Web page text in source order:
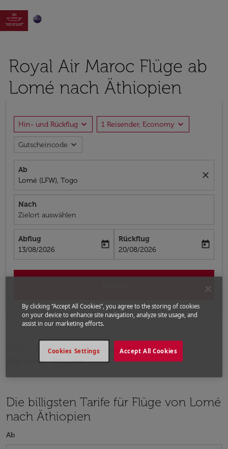

Royal Air Maroc Flüge ab
Lomé nach Äthiopien
Hin- und Rückflug expand_more 1 Reisender, Economy expand_more
Gutscheincode expand_more
Ab
Lomé (LFW), Togo
close
Nach
Zielort auswählen
Abflug
fc-booking-departure-date-aria-label
13/08/2026
today
Rückflug
fc-booking-return-date-aria-label
20/08/2026
today
Flüge
Flüge nach Äthiopien
Flüge Lomé - Äthiopien
Die billigsten Tarife für Flüge von Lomé
nach Äthiopien
Ab
By clicking “Accept All Cookies”, you agree to the storing of cookies
on your device to enhance site navigation, analyze site usage, and
assist in our marketing efforts.
Accept All Cookies
Cookies Settings